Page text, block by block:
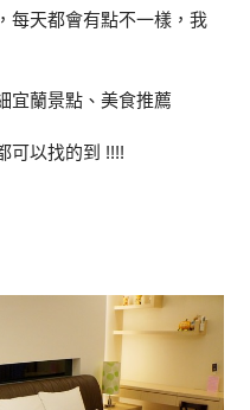
每天都會有點不一樣，我
宜蘭景點、美食推薦
可以找的到 !!!!